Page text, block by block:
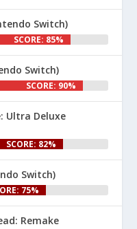
⋅
Switch)
SCORE: 85%
Switch)
SCORE: 90%
Ultra Deluxe
SCORE: 82%
Switch)
75%
Remake